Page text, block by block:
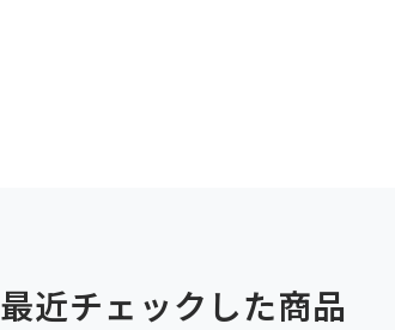
最近チェックした商品